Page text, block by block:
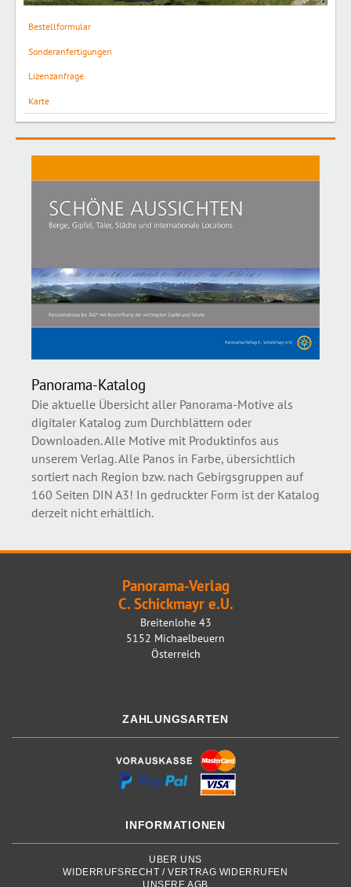
Bestellformular
Sonderanfertigungen
Lizenzanfrage
Karte
Panorama-Katalog
Die aktuelle Übersicht aller Panorama-Motive als
digitaler Katalog zum Durchblättern oder
Downloaden. Alle Motive mit Produktinfos aus
unserem Verlag. Alle Panos in Farbe, übersichtlich
sortiert nach Region bzw. nach Gebirgsgruppen auf
160 Seiten DIN A3! In gedruckter Form ist der Katalog
derzeit nicht erhältlich.
Panorama-Verlag
C. Schickmayr e.U.
Breitenlohe 43
5152 Michaelbeuern
Österreich
ZAHLUNGSARTEN
INFORMATIONEN
ÜBER UNS
WIDERRUFSRECHT / VERTRAG WIDERRUFEN
UNSERE AGB